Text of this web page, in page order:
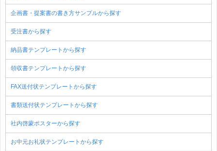
企画書・提案書の書き方サンプルから探す
受注書から探す
納品書テンプレートから探す
領収書テンプレートから探す
FAX送付状テンプレートから探す
書類送付状テンプレートから探す
社内啓蒙ポスターから探す
お中元お礼状テンプレートから探す